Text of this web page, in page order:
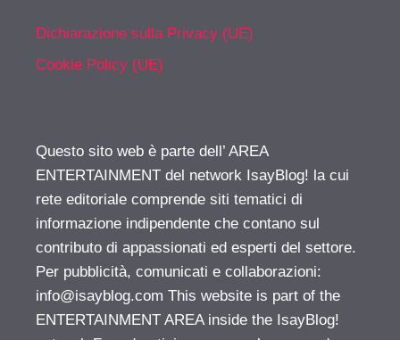
Dichiarazione sulla Privacy (UE)
Cookie Policy (UE)
Questo sito web è parte dell’ AREA
ENTERTAINMENT del network IsayBlog! la cui
rete editoriale comprende siti tematici di
informazione indipendente che contano sul
contributo di appassionati ed esperti del settore.
Per pubblicità, comunicati e collaborazioni:
info@isayblog.com This website is part of the
ENTERTAINMENT AREA inside the IsayBlog!